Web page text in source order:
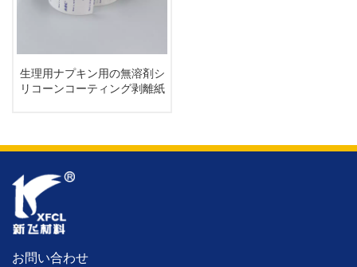
生理用ナプキン用の無溶剤シ
リコーンコーティング剥離紙
お問い合わせ